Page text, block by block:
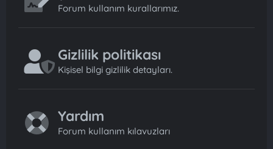
Forum kullanım kurallarımız.
Gizlilik politikası
Kişisel bilgi gizlilik detayları.
Yardım
Forum kullanım kılavuzları